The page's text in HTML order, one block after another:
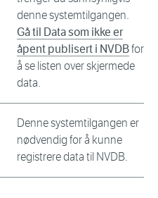
denne systemtilgangen.
Gå til Data som ikke er
åpent publisert i NVDBfor
å se listen over skjermede
data.
Denne systemtilgangen er
nødvendig for å kunne
registrere data til NVDB.